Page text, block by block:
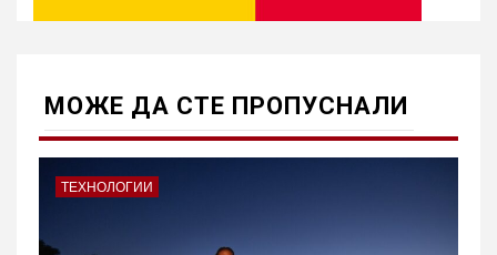
МОЖE ДА СТЕ ПРОПУСНАЛИ
ТЕХНОЛОГИИ